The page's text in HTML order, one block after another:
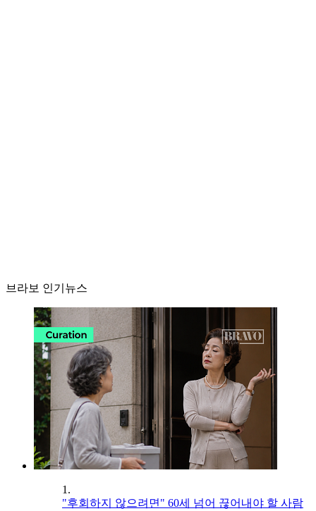
브라보 인기뉴스
1.
"후회하지 않으려면" 60세 넘어 끊어내야 할 사람